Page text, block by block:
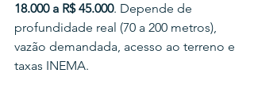
18.000 a R$ 45.000. Depende de
profundidade real (70 a 200 metros),
vazão demandada, acesso ao terreno e
taxas INEMA.